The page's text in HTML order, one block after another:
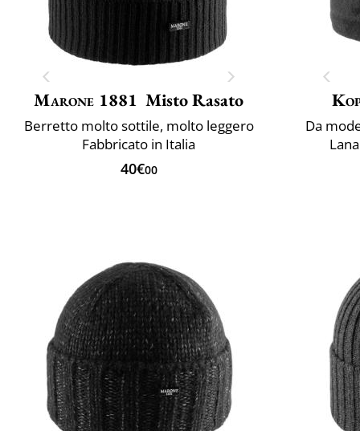
Marone 1881 Misto Rasato
Berretto molto sottile, molto leggero
Fabbricato in Italia
40€00
Da